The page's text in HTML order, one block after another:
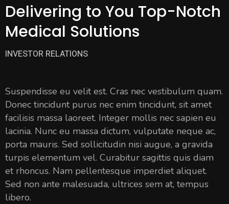
Delivering to You Top-Notch
Medical Solutions
INVESTOR RELATIONS
Suspendisse eu velit est. Cras nec vestibulum quam.
Donec tincidunt purus nec enim tincidunt, sit amet
facilisis massa laoreet. Integer mollis nec sapien eu
lacinia. Nunc eu massa dictum, vulputate neque ac,
porta mauris. Sed sollicitudin nisi augue, a gravida
turpis elementum vel. Curabitur sagittis quis diam
et rhoncus. Nam pellentesque imperdiet aliquet.
Sed non ante malesuada, ultrices sem at, tempus
libero.